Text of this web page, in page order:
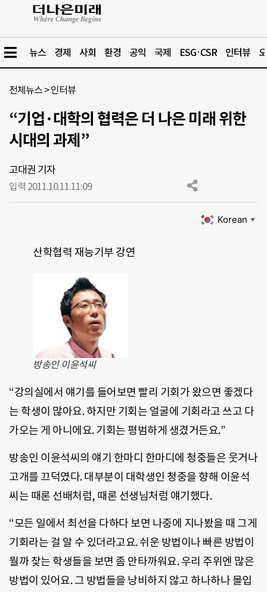
뉴스 경제 사회 환경 공익 국제 ESG·CSR 인터뷰
전체뉴스 >인터뷰
“기업·대학의 협력은 더 나은 미래 위한
시대의 과제”
고대권 기자
입력 2011.10.11.11:09
Korean ▼
산학협력 재능기부 강연
방송인 이윤석씨
“강의실에서 얘기를 들어보면 빨리 기회가 왔으면 좋겠다
는 학생이 많아요. 하지만 기회는 얼굴에 기회라고 쓰고 다
가오는 게 아니에요. 기회는 평범하게 생겼거든요.”
방송인 이윤석씨의 얘기 한마디 한마디에 청중들은 웃거나
고개를 끄덕였다. 대부분이 대학생인 청중을 향해 이윤석
씨는 때론 선배처럼, 때론 선생님처럼 얘기했다.
“모든 일에서 최선을 다하다 보면 나중에 지나봤을 때 그게
기회라는 걸 알 수 있더라고요. 쉬운 방법이나 빠른 방법이
뭘까 찾는 학생들을 보면 좀 안타까워요. 우리 주위엔 많은
방법이 있어요. 그 방법들을 낭비하지 않고 하나하나 몰입